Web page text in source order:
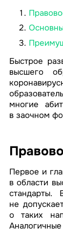
Быстрое
высшего
многие
в заочном
Первое и
в области
стандарты.
не
о таких